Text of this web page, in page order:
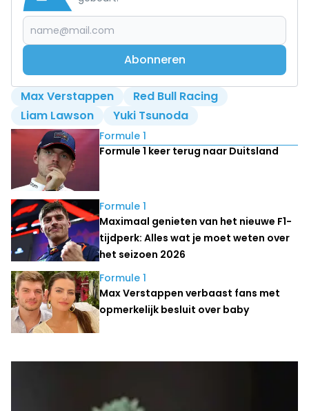
Abonneren
Max Verstappen
Red Bull Racing
Liam Lawson
Yuki Tsunoda
Lees ook
Formule 1
Formule 1 keer terug naar Duitsland
Formule 1
Maximaal genieten van het nieuwe F1-
tijdperk: Alles wat je moet weten over
het seizoen 2026
Formule 1
Max Verstappen verbaast fans met
opmerkelijk besluit over baby
Laatste nieuws